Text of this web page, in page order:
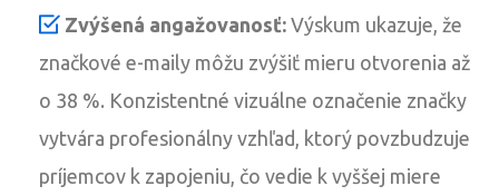
Zvýšená angažovanosť: Výskum ukazuje, že
značkové e-maily môžu zvýšiť mieru otvorenia až
o 38 %. Konzistentné vizuálne označenie značky
vytvára profesionálny vzhľad, ktorý povzbudzuje
príjemcov k zapojeniu, čo vedie k vyššej miere